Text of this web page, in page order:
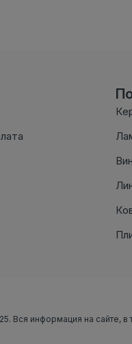
Вся информация на сайте, в